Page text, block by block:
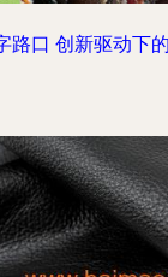
路口 创新驱动下